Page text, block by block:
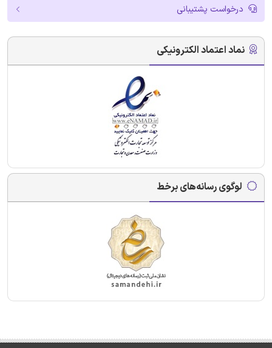
درخواست پشتیبانی
نماد اعتماد الکترونیکی
لوگوی رسانه‌های برخط